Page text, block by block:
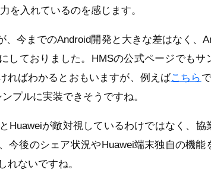
を入れているのを感じます。
今までのAndroid開発と大きな差はなく、
しておりました。HMSの公式ページでもサ
ればわかるとおもいますが、例えばこちら
プルに実装できそうですね。
Huaweiが敵対視しているわけではなく、協
今後のシェア状況やHuawei端末独自の機能
れないですね。